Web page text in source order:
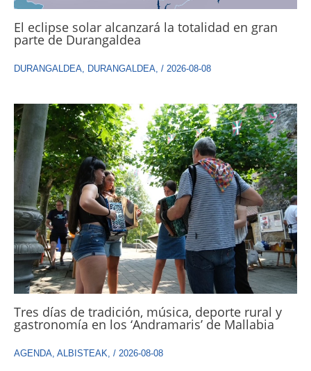
El eclipse solar alcanzará la totalidad en gran
parte de Durangaldea
DURANGALDEA DURANGALDEA / 2026-08-08
Tres días de tradición, música, deporte rural y
gastronomía en los ‘Andramaris’ de Mallabia
AGENDA ALBISTEAK / 2026-08-08